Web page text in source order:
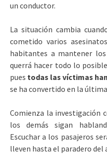
un conductor.
La situación cambia
cometido varios
habitantes a mantener
querrá hacer todo lo
pues todas las víctimas
se ha convertido en la
Comienza la investigación
los demás sigan
Escuchar a los pasajeros
lleven hasta el paradero del